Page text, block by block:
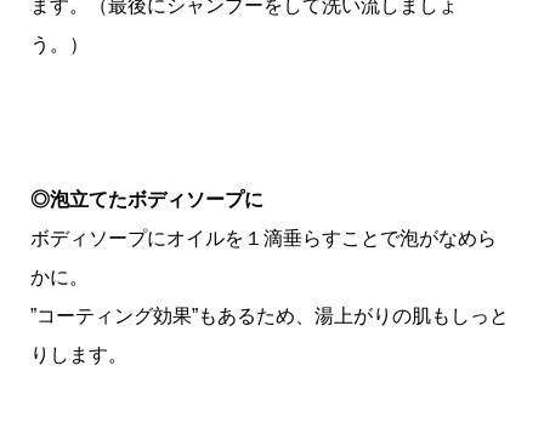
ます。（最後にシャンプーをして洗い流しましょ
う。）
◎泡立てたボディソープに
ボディソープにオイルを１滴垂らすことで泡がなめら
かに。
”コーティング効果”もあるため、湯上がりの肌もしっと
りします。